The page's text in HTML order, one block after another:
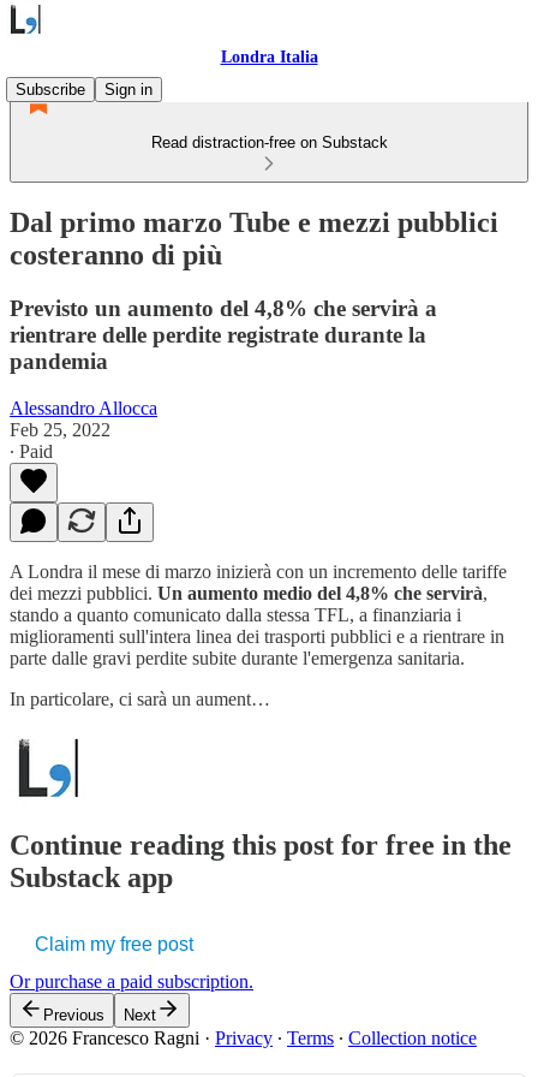
Londra Italia
Subscribe
Sign in
Read distraction-free on Substack
Dal primo marzo Tube e mezzi pubblici
costeranno di più
Previsto un aumento del 4,8% che servirà a
rientrare delle perdite registrate durante la
pandemia
Alessandro Allocca
Feb 25, 2022
∙ Paid
A Londra il mese di marzo inizierà con un incremento delle tariffe
dei mezzi pubblici. Un aumento medio del 4,8% che servirà,
stando a quanto comunicato dalla stessa TFL, a finanziaria i
miglioramenti sull'intera linea dei trasporti pubblici e a rientrare in
parte dalle gravi perdite subite durante l'emergenza sanitaria.
In particolare, ci sarà un aument…
Continue reading this post for free in the
Substack app
Claim my free post
Or purchase a paid subscription.
Previous Next
© 2026 Francesco Ragni · Privacy ∙ Terms ∙ Collection notice